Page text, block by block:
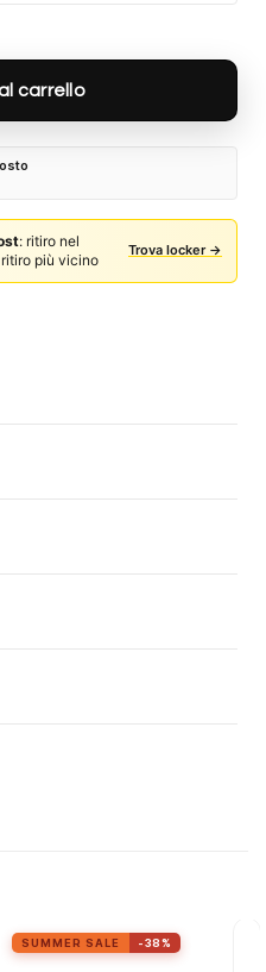
carrello
: ritiro nel
più vicino
Trova locker →
view_in_arProvalo ora
SUMMER SALE -38%